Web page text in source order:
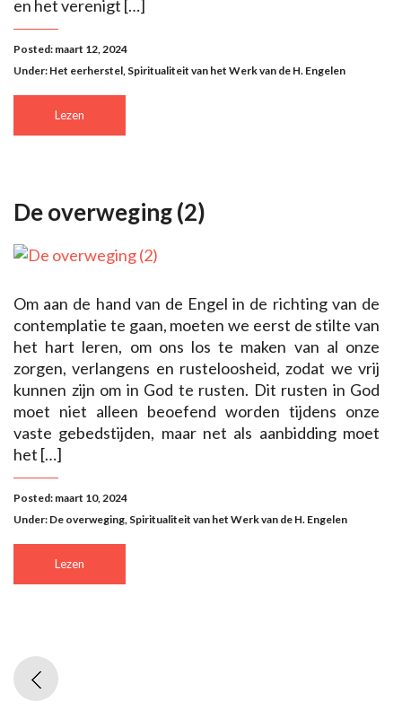
en het verenigt […]
Posted: maart 12, 2024
Under: Het eerherstel, Spiritualiteit van het Werk van de H. Engelen
Lezen
De overweging (2)
Om aan de hand van de Engel in de richting van de
contemplatie te gaan, moeten we eerst de stilte van
het hart leren, om ons los te maken van al onze
zorgen, verlangens en rusteloosheid, zodat we vrij
kunnen zijn om in God te rusten. Dit rusten in God
moet niet alleen beoefend worden tijdens onze
vaste gebedstijden, maar net als aanbidding moet
het […]
Posted: maart 10, 2024
Under: De overweging, Spiritualiteit van het Werk van de H. Engelen
Lezen